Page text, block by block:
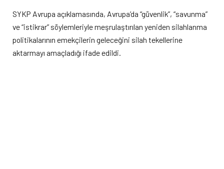
SYKP Avrupa açıklamasında, Avrupa’da “güvenlik”, “savunma”
ve “istikrar” söylemleriyle meşrulaştırılan yeniden silahlanma
politikalarının emekçilerin geleceğini silah tekellerine
aktarmayı amaçladığı ifade edildi.